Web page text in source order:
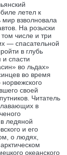
летел к
взволновала
На розыски
числе и три
— спасательной
в глубь
и спасти
во льдах»
во время
своей
Читатель
в
ледяной
и его
о людях,
океанского